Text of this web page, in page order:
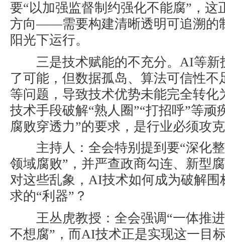
要“以加强监督制约强化不能腐”，这
方向——需要构建清晰透明可追溯的
阳光下运行。
三是技术赋能的不充分。 AI等新
了可能，但数据孤岛、算法可信性不
等问题，导致技术优势未能完全转化
技术手段破解“熟人圈”“打招呼”等顽
腐败穿透力”的要求，是行业必须攻
主持人 ：全会特别提到要“深化
领域腐败”，并严查政商勾连、新型
对这些乱象， AI技术如何成为破解
求的“利器”？
王丛虎教授 ：全会强调“一体推
不想腐”，而AI技术正是实现这一目